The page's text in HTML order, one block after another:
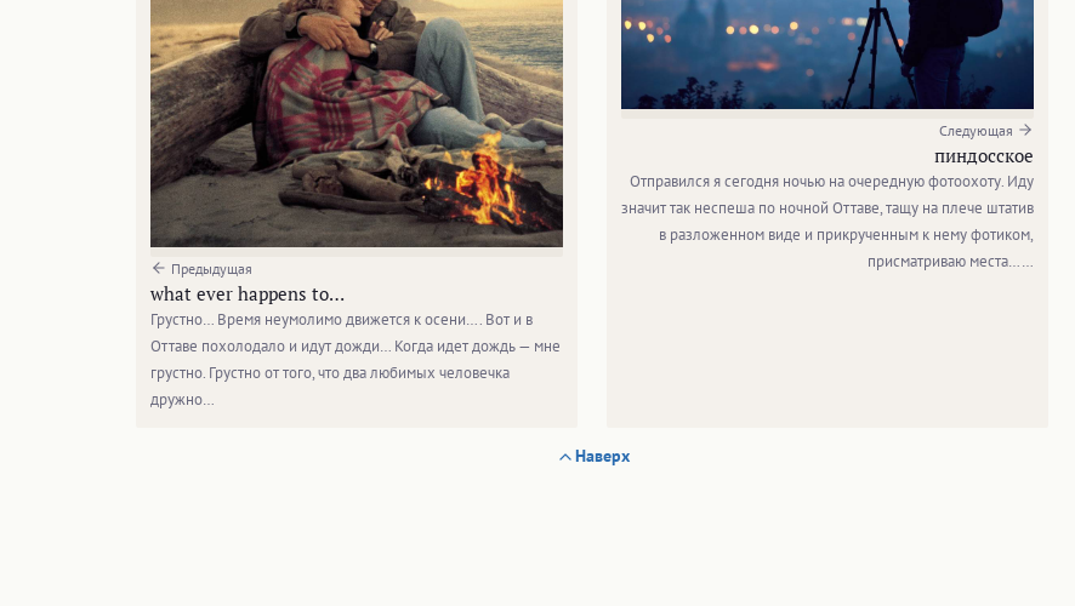
Предыдущая
what ever happens to…
Грустно… Время неумолимо движется к осени…. Вот и в
Оттаве похолодало и идут дожди… Когда идет дождь — мне
грустно. Грустно от того, что два любимых человечка
дружно…
Следующая
пиндосское
Отправился я сегодня ночью на очередную фотоохоту. Иду
значит так неспеша по ночной Оттаве, тащу на плече штатив
в разложенном виде и прикрученным к нему фотиком,
присматриваю места……
Наверх